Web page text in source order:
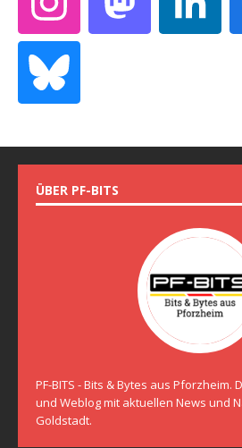
ÜBER PF-BITS
PF-BITS - Bits & Bytes aus Pforzheim.
und Weblog mit aktuellen News und
Goldstadt.